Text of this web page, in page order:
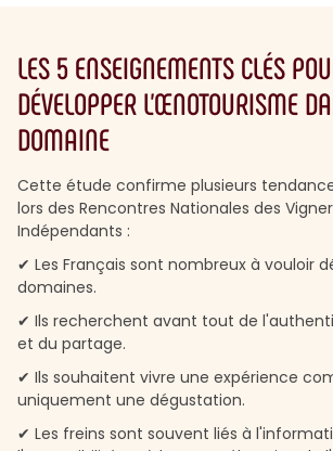
LES 5 ENSEIGNEMENTS CLÉS
DÉVELOPPER L’ŒNOTOURISME
DOMAINE
Cette étude confirme plusieurs
lors des Rencontres Nationales des
Indépendants :
✔ Les Français sont nombreux à vouloir
domaines.
✔ Ils recherchent avant tout de
et du partage.
✔ Ils souhaitent vivre une expérience
uniquement une dégustation.
✔ Les freins sont souvent liés à